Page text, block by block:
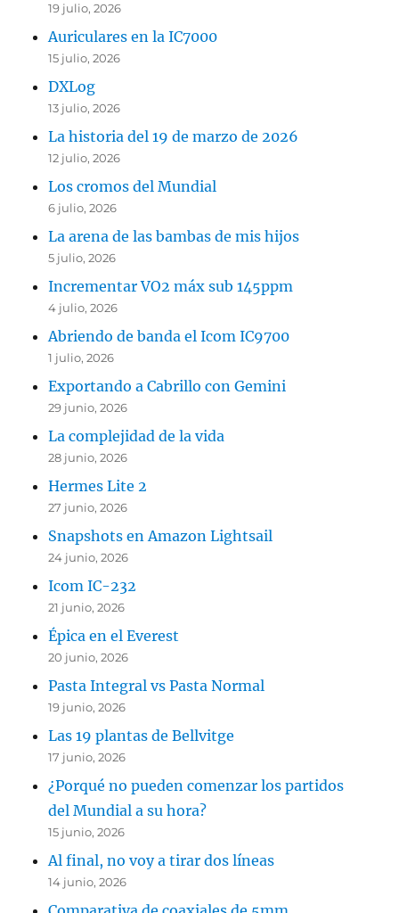
19 julio, 2026
Auriculares en la IC7000
15 julio, 2026
DXLog
13 julio, 2026
La historia del 19 de marzo de 2026
12 julio, 2026
Los cromos del Mundial
6 julio, 2026
La arena de las bambas de mis hijos
5 julio, 2026
Incrementar VO2 máx sub 145ppm
4 julio, 2026
Abriendo de banda el Icom IC9700
1 julio, 2026
Exportando a Cabrillo con Gemini
29 junio, 2026
La complejidad de la vida
28 junio, 2026
Hermes Lite 2
27 junio, 2026
Snapshots en Amazon Lightsail
24 junio, 2026
Icom IC-232
21 junio, 2026
Épica en el Everest
20 junio, 2026
Pasta Integral vs Pasta Normal
19 junio, 2026
Las 19 plantas de Bellvitge
17 junio, 2026
¿Porqué no pueden comenzar los partidos
del Mundial a su hora?
15 junio, 2026
Al final, no voy a tirar dos líneas
14 junio, 2026